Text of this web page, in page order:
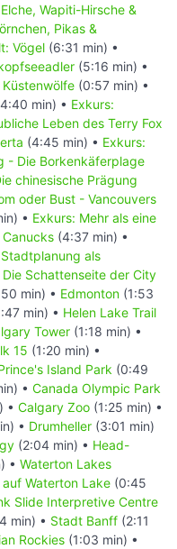
Wapiti-Hirsche &
Pikas &
Vögel (6:31 min) •
(5:16 min) •
(0:57 min) •
min) • Exkurs:
Leben des Terry Fox
(4:45 min) • Exkurs:
- Die Borkenkäferplage
chinesische Prägung
oder Bust - Vancouvers
• Exkurs: Mehr als eine
(4:37 min) •
als
Die Schattenseite der City
min) • Edmonton (1:53
min) • Helen Lake Trail
Tower (1:18 min) •
15 (1:20 min) •
Island Park (0:49
• Canada Olympic Park
• Calgary Zoo (1:25 min) •
• Drumheller (3:01 min)
(2:04 min) • Head-
• Waterton Lakes
Waterton Lake (0:45
Slide Interpretive Centre
min) • Stadt Banff (2:11
Rockies (1:03 min) •